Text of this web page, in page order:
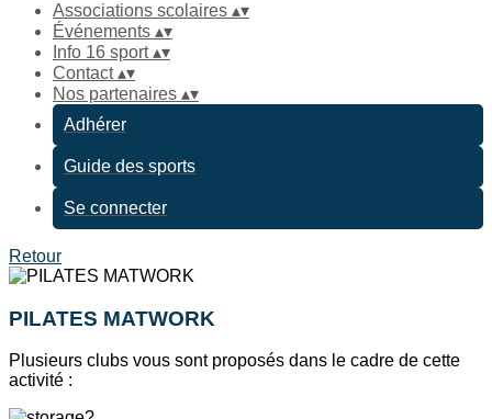
Associations scolaires ▴▾
Événements ▴▾
Info 16 sport▴▾
Contact▴▾
Nos partenaires ▴▾
Adhérer
Guide des sports
Se connecter
Retour
PILATES MATWORK
Plusieurs clubs vous sont proposés dans le cadre de cette
activité :